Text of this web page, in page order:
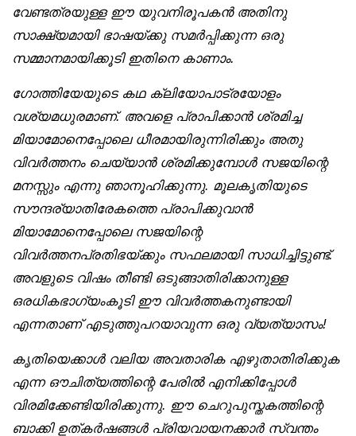
വേണ്ടത്രയുള്ള ഈ യുവനിരൂപകൻ അതിനു
സാക്ഷ്യമായി ഭാഷയ്ക്കു സമർപ്പിക്കുന്ന ഒരു
സമ്മാനമായിക്കൂടി ഇതിനെ കാണാം.
ഗോത്തിയേയുടെ കഥ ക്ലിയോപാട്രയോളം
വശ്യമധുരമാണ്. അവളെ പ്രാപിക്കാൻ ശ്രമിച്ച
മിയാമോനെപ്പോലെ ധീരമായിരുന്നിരിക്കും അതു
വിവർത്തനം ചെയ്യാൻ ശ്രമിക്കുമ്പോൾ സജയിന്റെ
മനസ്സും എന്നു ഞാനൂഹിക്കുന്നു. മൂലകൃതിയുടെ
സൗന്ദര്യാതിരേകത്തെ പ്രാപിക്കുവാൻ
മിയാമോനെപ്പോലെ സജയിന്റെ
വിവർത്തനപ്രതിഭയ്ക്കും സഫലമായി സാധിച്ചിട്ടുണ്ട്.
അവളുടെ വിഷം തീണ്ടി ഒടുങ്ങാതിരിക്കാനുള്ള
ഒരധികഭാഗ്യംകൂടി ഈ വിവർത്തകനുണ്ടായി
എന്നതാണ് എടുത്തുപറയാവുന്ന ഒരു വ്യത്യാസം!
കൃതിയെക്കാൾ വലിയ അവതാരിക എഴുതാതിരിക്കുക
എന്ന ഔചിത്യത്തിന്റെ പേരിൽ എനിക്കിപ്പോൾ
വിരമിക്കേണ്ടിയിരിക്കുന്നു. ഈ ചെറുപുസ്തകത്തിന്റെ
ബാക്കി ഉത്കർഷങ്ങൾ പ്രിയവായനക്കാർ സ്വന്തം